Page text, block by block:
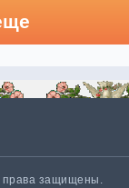
защищены.